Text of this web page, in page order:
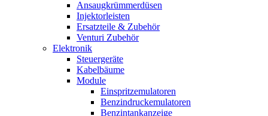
Ansaugkrümmerdüsen
Injektorleisten
Ersatzteile & Zubehör
Venturi Zubehör
Elektronik
Steuergeräte
Kabelbäume
Module
Einspritzemulatoren
Benzindruckemulatoren
Benzintankanzeige